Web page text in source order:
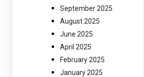
September 2025
August 2025
June 2025
April 2025
February 2025
January 2025